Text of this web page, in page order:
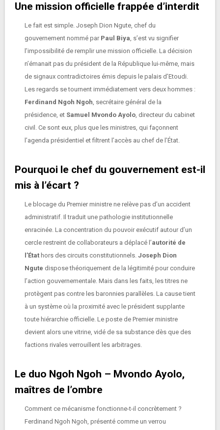
Une mission officielle frappée d’interdit
Le fait est simple. Joseph Dion Ngute, chef du
gouvernement nommé par Paul Biya, s’est vu signifier
l’impossibilité de remplir une mission officielle. La décision
n’émanait pas du président de la République lui-même, mais
de signaux contradictoires émis depuis le palais d’Etoudi.
Les regards se tournent immédiatement vers deux hommes :
Ferdinand Ngoh Ngoh, secrétaire général de la
présidence, et Samuel Mvondo Ayolo, directeur du cabinet
civil. Ce sont eux, plus que les ministres, qui façonnent
l’agenda présidentiel et filtrent l’accès au chef de l’État.
Pourquoi le chef du gouvernement est-il
mis à l’écart ?
Le blocage du Premier ministre ne relève pas d’un accident
administratif. Il traduit une pathologie institutionnelle
enracinée. La concentration du pouvoir exécutif autour d’un
cercle restreint de collaborateurs a déplacé l’autorité de
l’État hors des circuits constitutionnels. Joseph Dion
Ngute dispose théoriquement de la légitimité pour conduire
l’action gouvernementale. Mais dans les faits, les titres ne
protègent pas contre les baronnies parallèles. La cause tient
à un système où la proximité avec le président supplante
toute hiérarchie officielle. Le poste de Premier ministre
devient alors une vitrine, vidé de sa substance dès que des
factions rivales verrouillent les arbitrages.
Le duo Ngoh Ngoh – Mvondo Ayolo,
maîtres de l’ombre
Comment ce mécanisme fonctionne-t-il concrètement ?
Ferdinand Ngoh Ngoh, présenté comme un verrou